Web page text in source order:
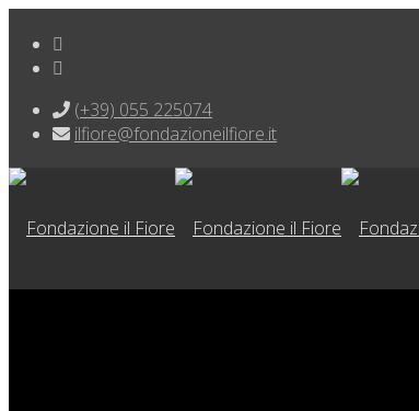
(+39) 055 225074
ilfiore@fondazioneilfiore.it